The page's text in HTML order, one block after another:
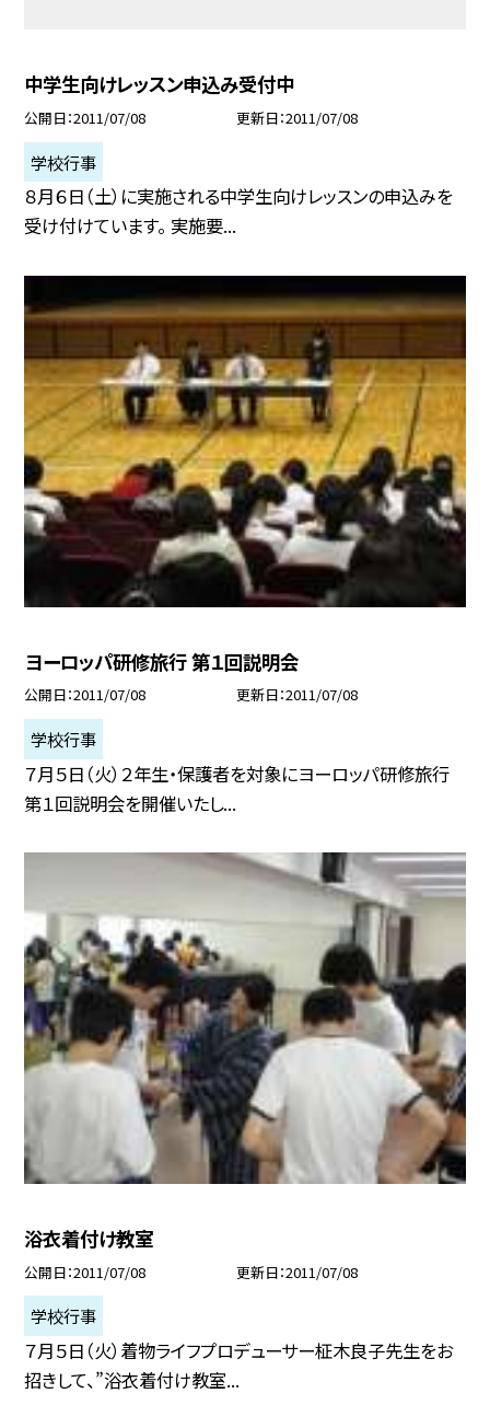
中学生向けレッスン申込み受付中
公開日 2011/07/08 更新日 2011/07/08
学校行事
８月６日（土）に実施される中学生向けレッスンの申込みを
受け付けています。 実施要...
ヨーロッパ研修旅行 第１回説明会
公開日 2011/07/08 更新日 2011/07/08
学校行事
７月５日（火）２年生・保護者を対象にヨーロッパ研修旅行
第１回説明会を開催いたし...
浴衣着付け教室
公開日 2011/07/08 更新日 2011/07/08
学校行事
７月５日（火）着物ライフプロデューサー柾木良子先生をお
招きして、”浴衣着付け教室...